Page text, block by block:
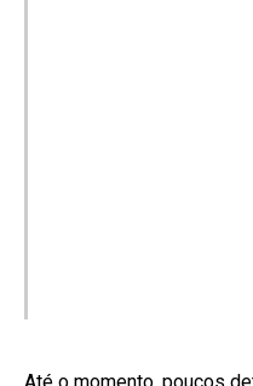
Até o momento, poucos